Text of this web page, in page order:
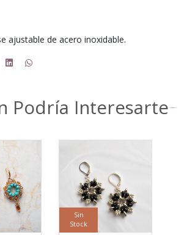
ajustable de acero inoxidable.
Podría Interesarte
Sin
Stock